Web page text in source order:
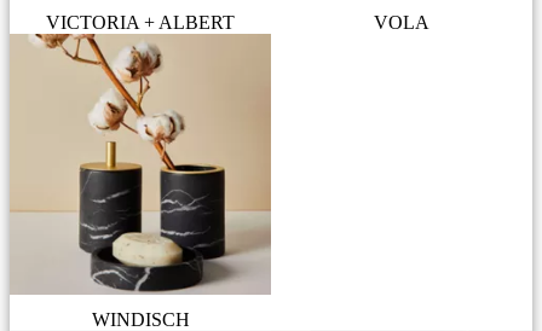
VICTORIA + ALBERT VOLA
WINDISCH